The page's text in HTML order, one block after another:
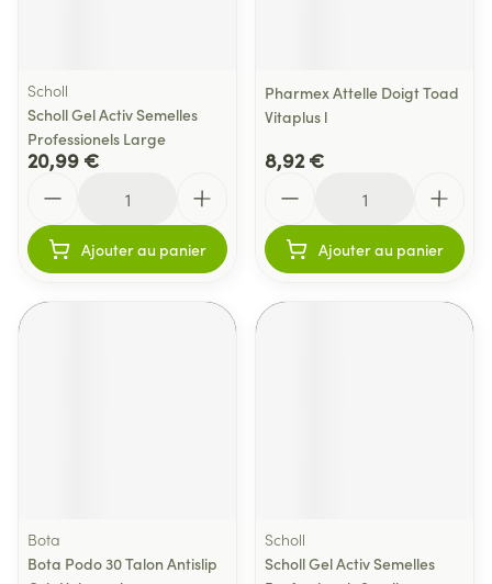
Scholl
Scholl Gel Activ Semelles
Professionels Large
20,99 €
Ajouter au panier
Pharmex Attelle Doigt Toad
Vitaplus l
8,92 €
Ajouter au panier
Bota
Bota Podo 30 Talon Antislip
Scholl
Scholl Gel Activ Semelles